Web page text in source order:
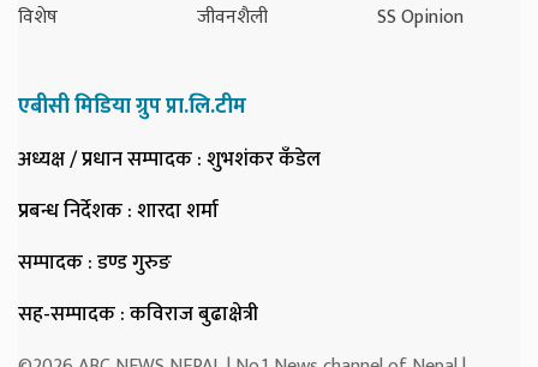
विशेष
जीवनशैली
SS Opinion
एबीसी मिडिया ग्रुप प्रा.लि.टीम
अध्यक्ष / प्रधान सम्पादक: शुभशंकर कँडेल
प्रबन्ध निर्देशक: शारदा शर्मा
सम्पादक: डण्ड गुरुङ
सह-सम्पादक: कविराज बुढाक्षेत्री